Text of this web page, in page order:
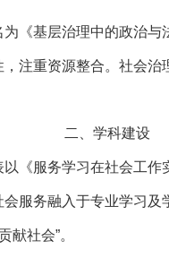
《基层治理中的政治
注重资源整合。社会治
二、学科建设
《服务学习在社会工
服务融入于专业学习
献社会”。